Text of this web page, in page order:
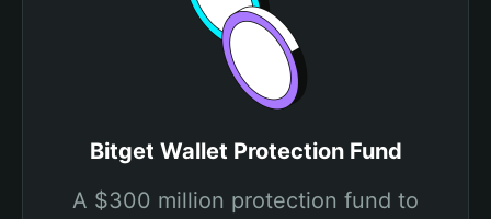
Bitget Wallet Protection Fund
A $300 million protection fund to